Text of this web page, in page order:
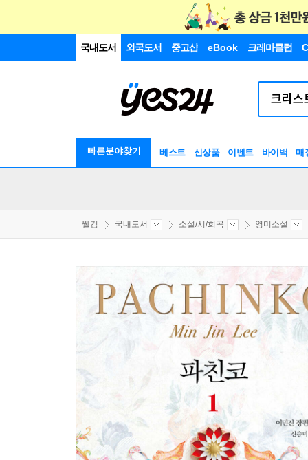
국내도서 외국도서 중고샵 eBook 크레마클럽
빠른분야찾기 베스트 신상품 이벤트 바이백 매
웰컴 국내도서 소설/시/희곡 영미소설